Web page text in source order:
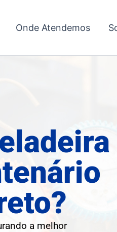
Onde Atendemos
a melhor